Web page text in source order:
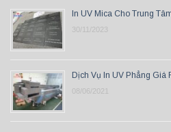
In UV Mica Cho Trung
30/11/2023
Dịch Vụ In UV Phẳng Giá
08/06/2021